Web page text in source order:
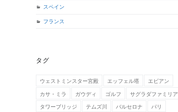
スペイン
フランス
タグ
ウェストミンスター宮殿 エッフェル塔
エビアン
カサ・ミラ
ガウディ ゴルフ
サグラダファミリア
タワーブリッジ
テムズ川 バルセロナ
パリ